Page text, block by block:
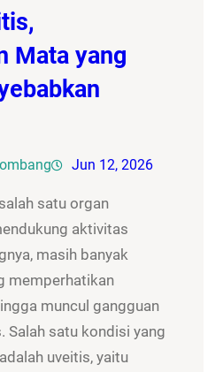
Mata yang
Jun 12, 2026
satu organ
aktivitas
masih banyak
memperhatikan
muncul gangguan
Salah satu kondisi yang
uveitis, yaitu